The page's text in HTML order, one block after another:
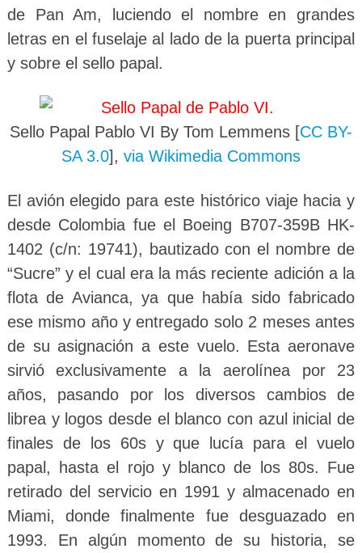
de Pan Am, luciendo el nombre en grandes
letras en el fuselaje al lado de la puerta principal
y sobre el sello papal.
Sello Papal Pablo VI By Tom Lemmens [CC BY-
SA 3.0], via Wikimedia Commons
El avión elegido para este histórico viaje hacia y
desde Colombia fue el Boeing B707-359B HK-
1402 (c/n: 19741), bautizado con el nombre de
“Sucre” y el cual era la más reciente adición a la
flota de Avianca, ya que había sido fabricado
ese mismo año y entregado solo 2 meses antes
de su asignación a este vuelo. Esta aeronave
sirvió exclusivamente a la aerolínea por 23
años, pasando por los diversos cambios de
librea y logos desde el blanco con azul inicial de
finales de los 60s y que lucía para el vuelo
papal, hasta el rojo y blanco de los 80s. Fue
retirado del servicio en 1991 y almacenado en
Miami, donde finalmente fue desguazado en
1993. En algún momento de su historia, se